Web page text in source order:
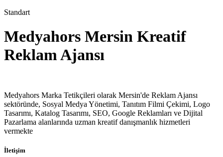
Standart
Medyahors Mersin Kreatif
Reklam Ajansı
Medyahors Marka Tetikçileri olarak Mersin'de Reklam Ajansı
sektöründe, Sosyal Medya Yönetimi, Tanıtım Filmi Çekimi, Logo
Tasarımı, Katalog Tasarımı, SEO, Google Reklamları ve Dijital
Pazarlama alanlarında uzman kreatif danışmanlık hizmetleri
vermekte
İletişim